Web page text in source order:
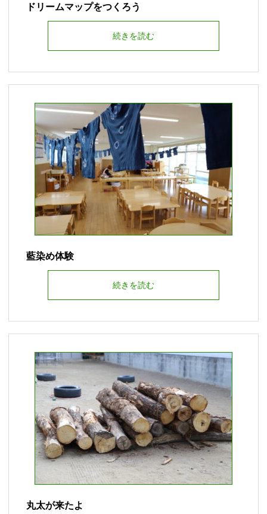
ドリームマップをつくろう
続きを読む
藍染め体験
続きを読む
丸太が来たよ